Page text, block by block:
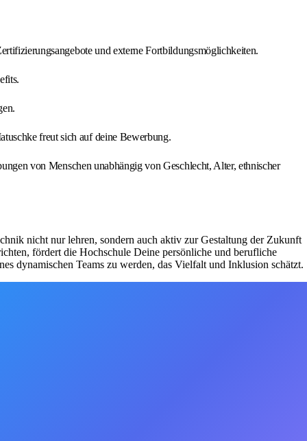
und externe Fortbildungsmöglichkeiten.
freut sich auf deine Bewerbung.
von Menschen unabhängig von Geschlecht, Alter, ethnischer
nicht nur lehren, sondern auch aktiv zur Gestaltung der Zukunft
fördert die Hochschule Deine persönliche und berufliche
dynamischen Teams zu werden, das Vielfalt und Inklusion schätzt.